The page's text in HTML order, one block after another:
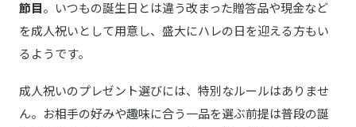
名刺入れ ハイライトステッチ
COACH／コーチ
ワイド レギュラー カット トゥ サイズ リバー
Whitehouse Cox／ホワイトハウスコックス
LondonCalf S9697L 長財布
節目。いつもの誕生日とは違う改まった贈答品や現金など
を成人祝いとして用意し、盛大にハレの日を迎える方もい
るようです。
成人祝いのプレゼント選びには、特別なルールはありませ
ん。お相手の好みや趣味に合う一品を選ぶ前提は普段の誕